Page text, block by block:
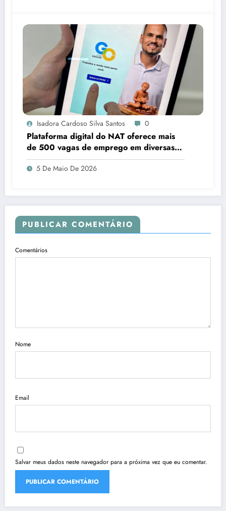
Isadora Cardoso Silva Santos 0
Plataforma digital do NAT oferece mais
de 500 vagas de emprego em diversas
áreas em Sergipe
5 De Maio De 2026
PUBLICAR COMENTÁRIO
Comentários
Nome
Email
Salvar meus dados neste navegador para a próxima vez que eu comentar.